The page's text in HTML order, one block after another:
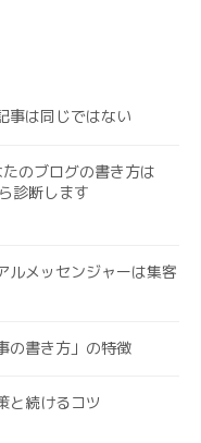
事は同じではない
たのブログの書き方は
診断します
ルメッセンジャーは集客
の書き方」の特徴
と続けるコツ